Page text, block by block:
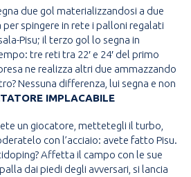
due gol materializzandosi a due
spingere in rete i palloni regalati
Pisu; il terzo gol lo segna in
tre reti tra 22′ e 24′ del primo
ne realizza altri due ammazzando
Nessuna differenza, lui segna e non
IMPLACABILE
un giocatore, mettetegli il turbo,
con l’acciaio: avete fatto Pisu.
Affetta il campo con le sue
dai piedi degli avversari, si lancia